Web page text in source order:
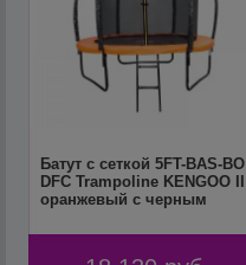
Батут с сеткой 5FT-BAS-BO
DFC Trampoline KENGOO II
оранжевый с черным